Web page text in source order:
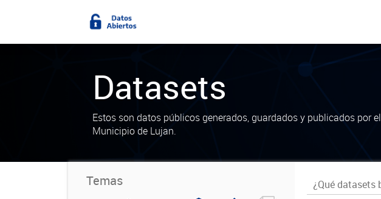
Datasets
Estos son datos públicos generados, guardados y publicados por el
Municipio de Lujan.
Temas